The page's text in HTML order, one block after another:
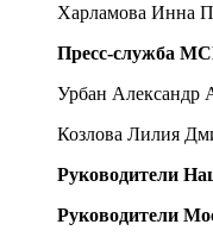
Харламова Инна
Пресс-служба
Урбан Александр
Козлова Лилия
Руководители
Руководители